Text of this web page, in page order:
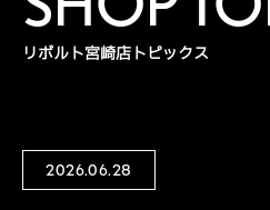
リボルト宮崎店トピックス
2026.06.28